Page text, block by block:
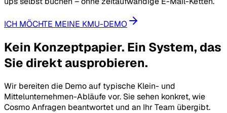
ICH MÖCHTE MEINE KMU-DEMO
Kein Konzeptpapier. Ein System, das
Sie direkt ausprobieren.
Wir bereiten die Demo auf typische Klein- und
Mittelunternehmen-Abläufe vor. Sie sehen konkret, wie
Cosmo Anfragen beantwortet und an Ihr Team übergibt.